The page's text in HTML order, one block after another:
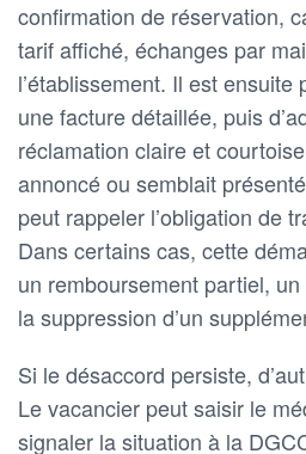
confirmation de réservation,
tarif affiché, échanges par
l’établissement. Il est
une facture détaillée, puis
réclamation claire et
annoncé ou semblait
peut rappeler l’obligation de
Dans certains cas, cette
un remboursement partiel,
la suppression d’un
Si le désaccord persiste,
Le vacancier peut saisir le
signaler la situation à la